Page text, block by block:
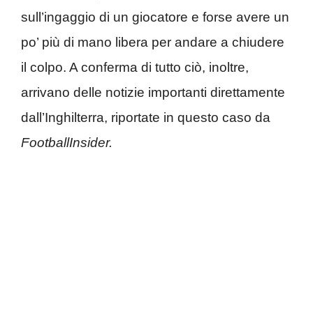
sull’ingaggio di un giocatore e forse avere un
po’ più di mano libera per andare a chiudere
il colpo. A conferma di tutto ciò, inoltre,
arrivano delle notizie importanti direttamente
dall’Inghilterra, riportate in questo caso da
FootballInsider.